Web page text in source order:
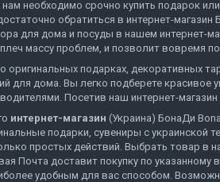
нам необходимо срочно купить подарок
обратиться в интернет-
для дома и посуды в нашем интернет-
массу проблем, и позволит вовремя
оригинальных подарках, декоративных
для дома. Вы легко подберете красивое
Посетив наш интернет-
интернет-магазин (Украина) БонаДи
подарки, сувениры с украинской
простых действий. Выбрать товар в
Почта доставит покупку по
удобным для вас способом.